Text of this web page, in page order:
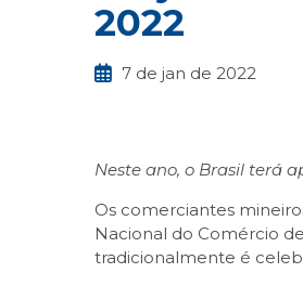
2022
7 de jan de 2022
Neste ano, o Brasil terá
Os comerciantes
Nacional do Comércio
tradicionalmente é